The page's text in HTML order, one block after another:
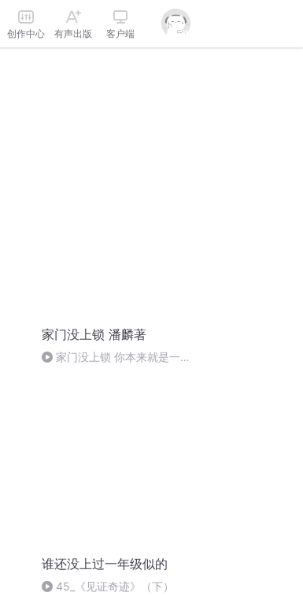
创作中心 有声出版 客户端
家门没上锁 潘麟著
家门没上锁 你本来就是一个
谁还没上过一年级似的
45_《见证奇迹》（下）